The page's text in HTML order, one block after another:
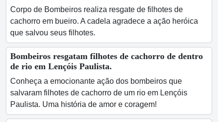
Corpo de Bombeiros realiza resgate de filhotes de
cachorro em bueiro. A cadela agradece a ação heróica
que salvou seus filhotes.
Bombeiros resgatam filhotes de cachorro de dentro
de rio em Lençóis Paulista.
Conheça a emocionante ação dos bombeiros que
salvaram filhotes de cachorro de um rio em Lençóis
Paulista. Uma história de amor e coragem!